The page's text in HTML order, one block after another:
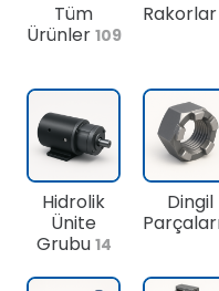
Tüm
Ürünler 109
Rakorlar
Hidrolik
Ünite
Grubu 14
Dingil